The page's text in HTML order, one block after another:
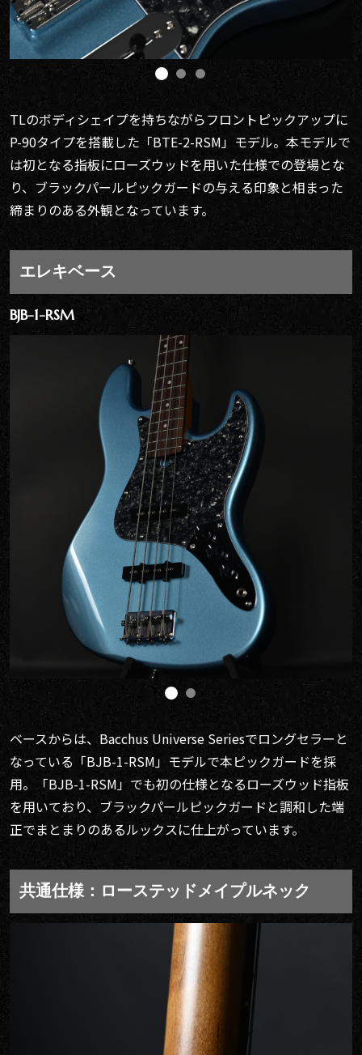
TLのボディシェイプを持ちながらフロントピックアップに
P-90タイプを搭載した「BTE-2-RSM」モデル。本モデルで
は初となる指板にローズウッドを用いた仕様での登場とな
り、ブラックパールピックガードの与える印象と相まった
締まりのある外観となっています。
エレキベース
BJB-1-RSM
ベースからは、Bacchus Universe Seriesでロングセラーと
なっている「BJB-1-RSM」モデルで本ピックガードを採
用。「BJB-1-RSM」でも初の仕様となるローズウッド指板
を用いており、ブラックパールピックガードと調和した端
正でまとまりのあるルックスに仕上がっています。
共通仕様：ローステッドメイプルネック